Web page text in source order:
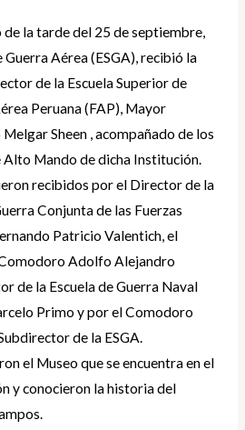
la tarde del 25 de septiembre,
Guerra Aérea (ESGA), recibió la
de la Escuela Superior de
Peruana (FAP), Mayor
Sheen , acompañado de los
Alto Mando de dicha Institución.
recibidos por el Director de la
Conjunta de las Fuerzas
Patricio Valentich, el
Adolfo Alejandro
de la Escuela de Guerra Naval
Primo y por el Comodoro
de la ESGA.
el Museo que se encuentra en el
y conocieron la historia del